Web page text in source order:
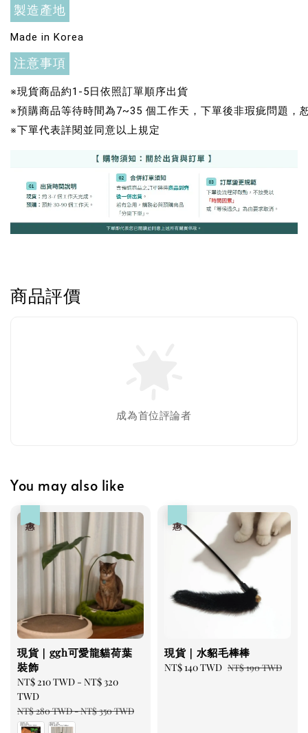
NT$ 119 TWD
美國有機貓草毛線老鼠
NT$ 300 TWD
NT$ 350 TWD
-
製造產地
Made in Korea
注意事項
※現貨商品約1-5日依照訂單順序出貨
※預購商品等待時間為7~35 個工作天，下單後非瑕疵問題，
※下單代表詳閱並同意以上規定
商品評價
成為首位評論者
You may also like
現貨｜ggh可愛龍貓荷葉
裝飾
Sale
price
NT$ 210 TWD - NT$ 320
TWD
Regular
price
NT$ 280 TWD-NT$ 350 TWD
現貨｜水貂毛棒棒
Sale
NT$ 140 TWD Regular
NT$ 190 TWD